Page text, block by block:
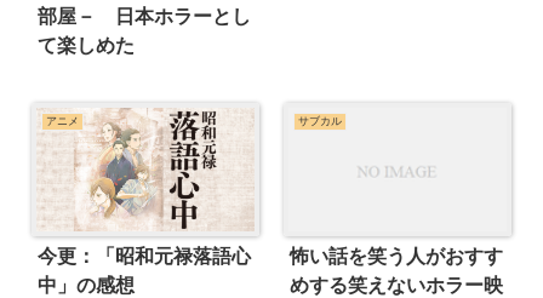
部屋－ 日本ホラーとし
て楽しめた
アニメ
今更：「昭和元禄落語心
中」の感想
サブカル
怖い話を笑う人がおすす
めする笑えないホラー映